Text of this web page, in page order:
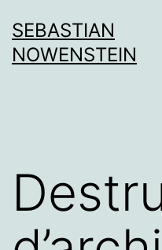
au
contenu
SEBASTIAN
NOWENSTEIN